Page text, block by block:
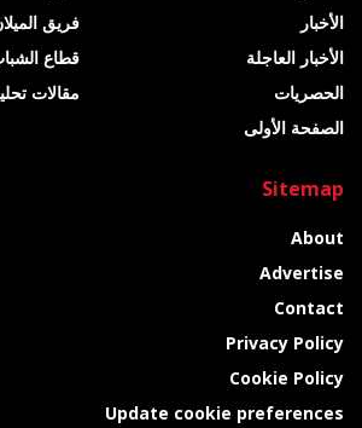
الأخبار
الأخبار العاجلة
الحصريات
الصفحة الأولى
فريق
قطاع
مقالات
Sitemap
About
Advertise
Contact
Privacy Policy
Cookie Policy
Update cookie preferences